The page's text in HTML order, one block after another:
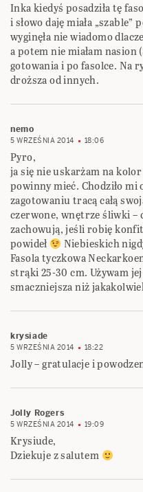
Inka kiedyś posadziła tę
i słowo daję miała „szable”
wyginęła nie wiadomo
a potem nie miałam nasion
gotowania i po fasolce. Na
droższa od innych.
nemo
5 WRZEŚNIA 2014 18:06
Pyro,
ja się nie uskarżam na
powinny mieć. Chodziło
zagotowaniu tracą całą
czerwone, wnętrze śliwki –
zachowują, jeśli robię
powideł
Niebieskich
Fasola tyczkowa
strąki 25-30 cm. Używam
smaczniejsza niż
krysiade
5 WRZEŚNIA 2014 18:22
Jolly – gratulacje i
Jolly Rogers
5 WRZEŚNIA 2014 19:09
Krysiude,
Dziekuje z salutem